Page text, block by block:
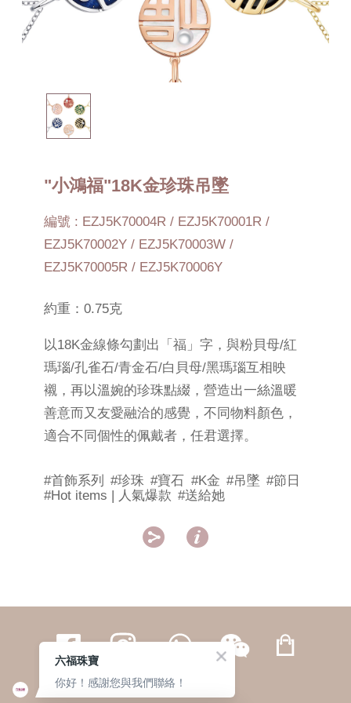
"小鴻福"18K金珍珠吊墜
編號 : EZJ5K70004R / EZJ5K70001R /
EZJ5K70002Y / EZJ5K70003W /
EZJ5K70005R / EZJ5K70006Y
約重：0.75克
以18K金線條勾劃出「福」字，與粉貝母/紅
瑪瑙/孔雀石/青金石/白貝母/黑瑪瑙互相映
襯，再以溫婉的珍珠點綴，營造出一絲溫暖
善意而又友愛融洽的感覺，不同物料顏色，
適合不同個性的佩戴者，任君選擇。
#首飾系列 #珍珠 #寶石 #K金 #吊墜 #節日
#Hot items | 人氣爆款 #送給她
 
繁體 | 簡体
六福珠寶
你好！感謝您與我們聯絡！